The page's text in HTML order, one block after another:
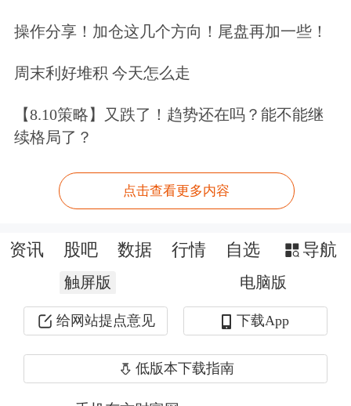
策同向发力；头部企业要带头落实产能
去化要求，并结合环境保护、资产负债
等约束盲目扩产。
机构看好去产能逻辑持续性和确定性
操作分享！加仓这几个方向！尾盘再加一些！
周末利好堆积 今天怎么走
【8.10策略】又跌了！趋势还在吗？能不能继
续格局了？
点击查看更多内容
资讯 股吧 数据 行情 自选 导航
触屏版 电脑版
给网站提点意见 下载App
低版本下载指南